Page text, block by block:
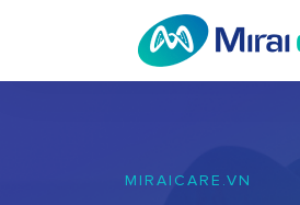
MIRAICARE.VN